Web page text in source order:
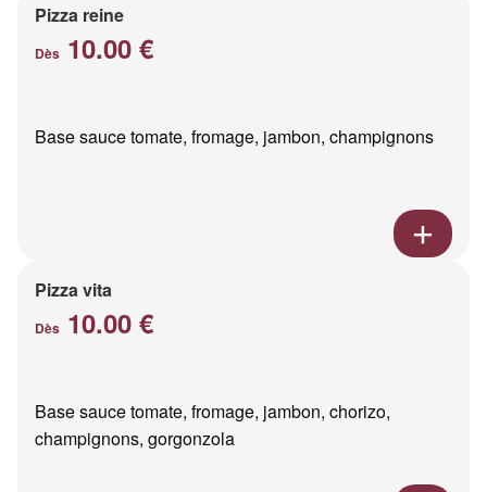
Pizza reine
Dès 10.00 €
Base sauce tomate, fromage, jambon, champignons
Pizza vita
Dès 10.00 €
Base sauce tomate, fromage, jambon, chorizo,
champignons, gorgonzola